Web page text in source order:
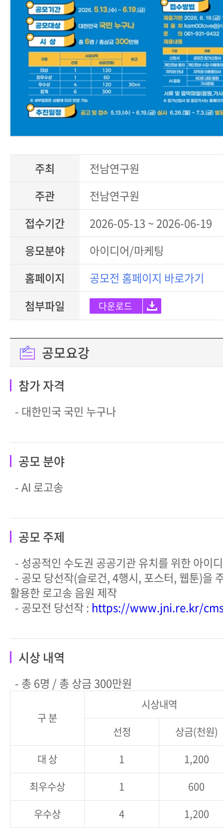
주최
전남연구원
주관
전남연구원
접수기간
2026-05-13 ~ 2026-06-19
응모분야
아이디어/마케팅
홈페이지
공모전 홈페이지 바로가기
첨부파일
다운로드
공모요강
참가 자격
- 대한민국 국민 누구나
공모 분야
- AI 로고송
공모 주제
- 성공적인 수도권 공공기관 유치를 위한 아이
- 공모 당선작(슬로건, 4행시, 포스터, 웹툰)을
활용한 로고송 음원 제작
- 공모전 당선작 : https://www.jni.re.kr/
시상 내역
- 총 6명 / 총 상금 300만원
구 분
시상내역
선정
상금(천원)
대 상
1
1,200
최우수상
1
600
우수상
4 1,200